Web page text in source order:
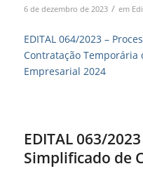
6 de dezembro de 2023 / em
EDITAL 064/2023 –
Contratação Temporária
Empresarial 2024
EDITAL 063/
Simplificado de